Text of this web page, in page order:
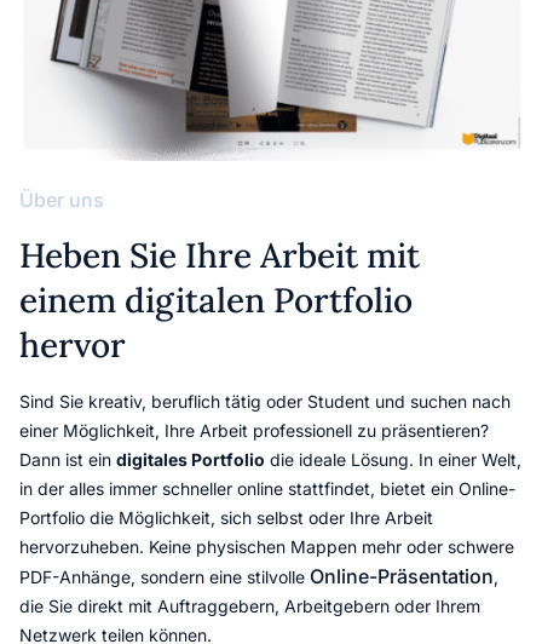
Über uns
Heben Sie Ihre Arbeit mit
einem digitalen Portfolio
hervor
Sind Sie kreativ, beruflich tätig oder Student und suchen nach
einer Möglichkeit, Ihre Arbeit professionell zu präsentieren?
Dann ist ein digitales Portfolio die ideale Lösung. In einer Welt,
in der alles immer schneller online stattfindet, bietet ein Online-
Portfolio die Möglichkeit, sich selbst oder Ihre Arbeit
hervorzuheben. Keine physischen Mappen mehr oder schwere
PDF-Anhänge, sondern eine stilvolle Online-Präsentation,
die Sie direkt mit Auftraggebern, Arbeitgebern oder Ihrem
Netzwerk teilen können.